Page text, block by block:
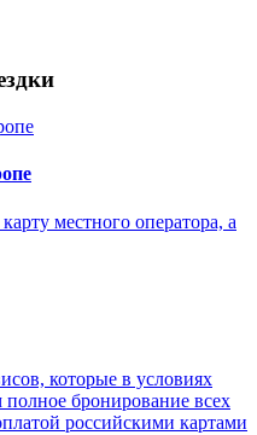
местного оператора, а
которые в условиях
бронирование всех
российскими картами